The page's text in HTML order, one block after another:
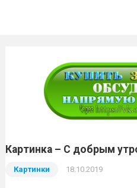
Картинка – С добрым
Картинки 18.10.2019